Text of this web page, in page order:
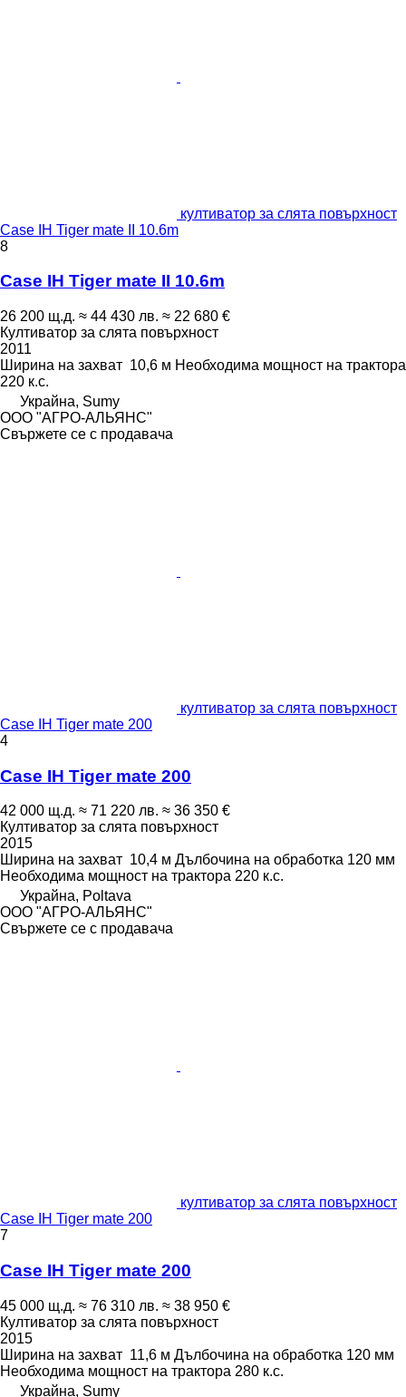
култиватор за слята повърхност
Case IH Tiger mate II 10.6m
8
Case IH Tiger mate II 10.6m
26 200 щ.д. ≈ 44 430 лв. ≈ 22 680 €
Култиватор за слята повърхност
2011
Ширина на захват 10,6 м Необходима мощност на трактора
220 к.с.
Украйна, Sumy
ООО "АГРО-АЛЬЯНС"
Свържете се с продавача
култиватор за слята повърхност
Case IH Tiger mate 200
4
Case IH Tiger mate 200
42 000 щ.д. ≈ 71 220 лв. ≈ 36 350 €
Култиватор за слята повърхност
2015
Ширина на захват 10,4 м Дълбочина на обработка 120 мм
Необходима мощност на трактора 220 к.с.
Украйна, Poltava
ООО "АГРО-АЛЬЯНС"
Свържете се с продавача
култиватор за слята повърхност
Case IH Tiger mate 200
7
Case IH Tiger mate 200
45 000 щ.д. ≈ 76 310 лв. ≈ 38 950 €
Култиватор за слята повърхност
2015
Ширина на захват 11,6 м Дълбочина на обработка 120 мм
Необходима мощност на трактора 280 к.с.
Украйна, Sumy